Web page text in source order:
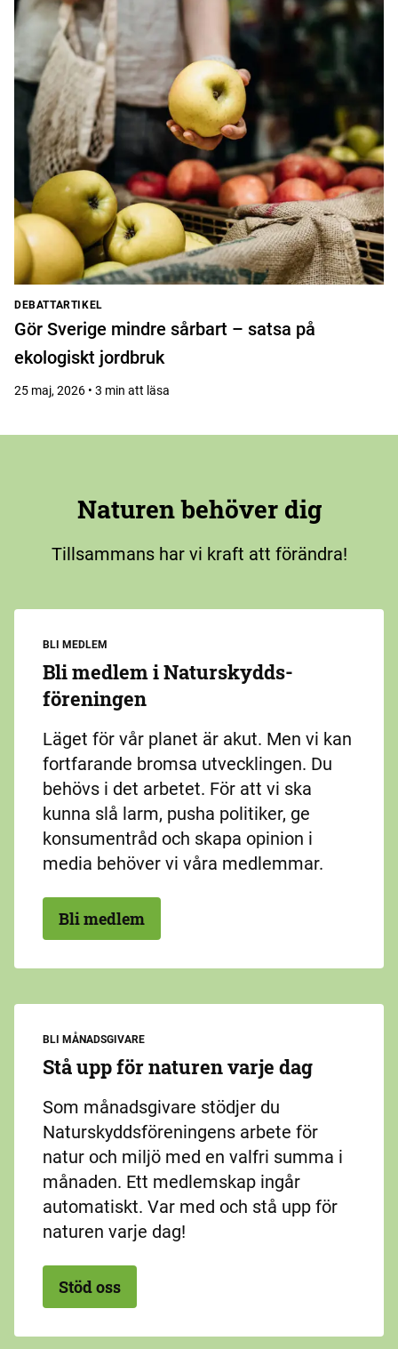
DEBATTARTIKEL
Gör Sverige mindre sårbart – satsa på
ekologiskt jordbruk
25 maj, 2026 • 3 min att läsa
Naturen behöver dig
Tillsammans har vi kraft att förändra!
BLI MEDLEM
Bli medlem i Naturskydds­
föreningen
Läget för vår planet är akut. Men vi kan
fortfarande bromsa utvecklingen. Du
behövs i det arbetet. För att vi ska
kunna slå larm, pusha politiker, ge
konsumentråd och skapa opinion i
media behöver vi våra medlemmar.
Bli medlem
BLI MÅNADSGIVARE
Stå upp för naturen varje dag
Som månadsgivare stödjer du
Naturskyddsföreningens arbete för
natur och miljö med en valfri summa i
månaden. Ett medlemskap ingår
automatiskt. Var med och stå upp för
naturen varje dag!
Stöd oss